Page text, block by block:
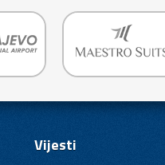
Vijesti